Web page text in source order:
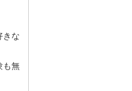
きな
も無